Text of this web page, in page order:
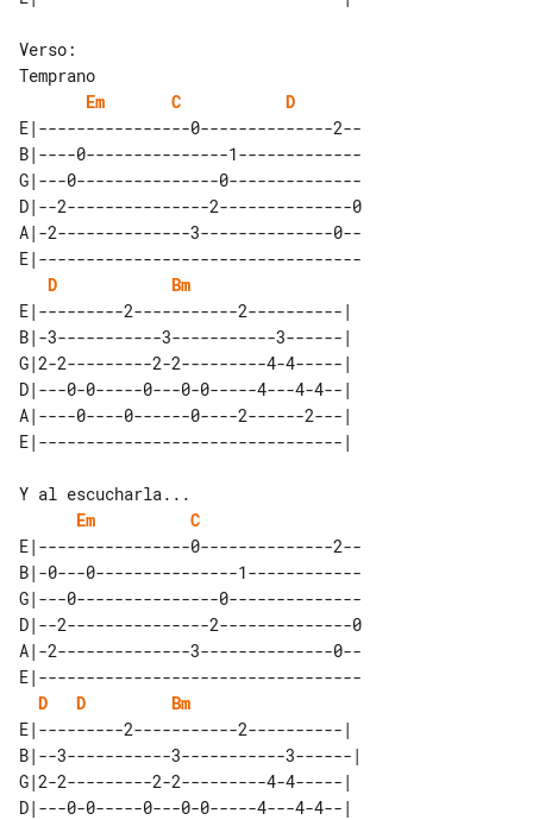
Verso:
Em
C
D
E|----------------0--------------2--
B|----0---------------1-------------
G|---0---------------0--------------
D|--2---------------2--------------0
A|-2--------------3--------------0--
E|----------------------------------
D
Bm
E|---------2-----------2----------|
B|-3-----------3-----------3------|
G|2-2---------2-2---------4-4-----|
D|---0-0-----0---0-0-----4---4-4--|
A|----0----0------0----2------2---|
Y al escucharla...
Em
C
E|----------------0--------------2--
B|-0---0---------------1------------
G|---0---------------0--------------
D|--2---------------2--------------0
A|-2--------------3--------------0--
E|----------------------------------
D
D
Bm
E|---------2-----------2----------|
B|--3-----------3-----------3------|
G|2-2---------2-2---------4-4-----|
D|---0-0-----0---0-0-----4---4-4--|